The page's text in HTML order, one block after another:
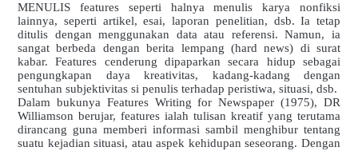
MENULIS features seperti halnya menulis karya nonfiksi
lainnya, seperti artikel, esai, laporan penelitian, dsb. Ia tetap
ditulis dengan menggunakan data atau referensi. Namun, ia
sangat berbeda dengan berita lempang (hard news) di surat
kabar. Features cenderung dipaparkan secara hidup sebagai
pengungkapan daya kreativitas, kadang-kadang dengan
sentuhan subjektivitas si penulis terhadap peristiwa, situasi, dsb.
Dalam bukunya Features Writing for Newspaper (1975), DR
Williamson berujar, features ialah tulisan kreatif yang terutama
dirancang guna memberi informasi sambil menghibur tentang
suatu kejadian situasi, atau aspek kehidupan seseorang. Dengan